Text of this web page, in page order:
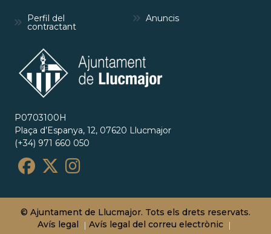
Perfil del
contractant
Anuncis
P0703100H
Plaça d’Espanya, 12, 07620 Llucmajor
(+34) 971 660 050
© Ajuntament de Llucmajor. Tots els drets reservats.
Avís legal
Avís legal del correu electrònic